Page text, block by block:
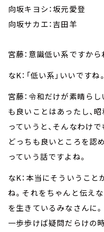
向坂キヨシ：坂元愛登
向坂サカエ：吉田羊
宮藤：意識低い系ですから
なK：「低い系」いいですね。
宮藤：令和だけが素晴ら
も良いことはあったし、
っていうと、そんなわけで
どっちも良いところを認
っていう話ですよね。
なK：本当にそういうこと
ね。それをちゃんと伝え
を生きているみなさんに。
一歩歩けば疑問だらけの